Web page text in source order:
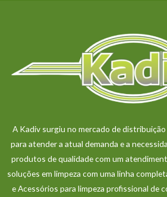
A Kadiv surgiu no mercado de distribuição
para atender a atual demanda e a
produtos de qualidade com um
soluções em limpeza com uma linha
e Acessórios para limpeza profissional de